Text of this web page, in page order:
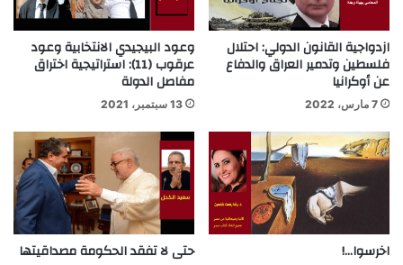
ازدواجية القانون الدولي: احتلال
فلسطين وتدمير العراق والدفاع
عن أوكرانيا
7 مارس، 2022
وعود البيجيدي الانتخابية وعود
عرقوب (11): استراتيجية اختراق
مفاصل الدولة
13 سبتمبر، 2021
اخرسوا…! حتى لا تفقد الحكومة مصداقيتها